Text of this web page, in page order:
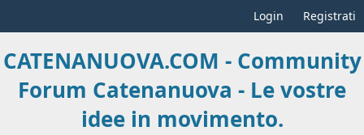
Login Registrati
CATENANUOVA.COM - Community
Forum Catenanuova - Le vostre
idee in movimento.